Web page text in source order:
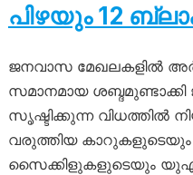
പിഴയും 12
ജനവാസ മേഖലകളിൽ
സമാനമായ ശബ്ദമുണ്ടാക്കി
സൃഷ്ടിക്കുന്ന വിധത്തിൽ
വരുത്തിയ കാറുകളുടെയും
സൈക്കിളുകളുടെയും